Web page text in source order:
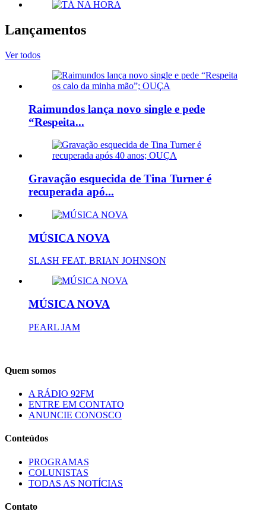
Lançamentos
Ver todos
Raimundos lança novo single e pede
“Respeita...
Gravação esquecida de Tina Turner é
recuperada apó...
MÚSICA NOVA
SLASH FEAT. BRIAN JOHNSON
MÚSICA NOVA
PEARL JAM
Quem somos
A RÁDIO 92FM
ENTRE EM CONTATO
ANUNCIE CONOSCO
Conteúdos
PROGRAMAS
COLUNISTAS
TODAS AS NOTÍCIAS
Contato